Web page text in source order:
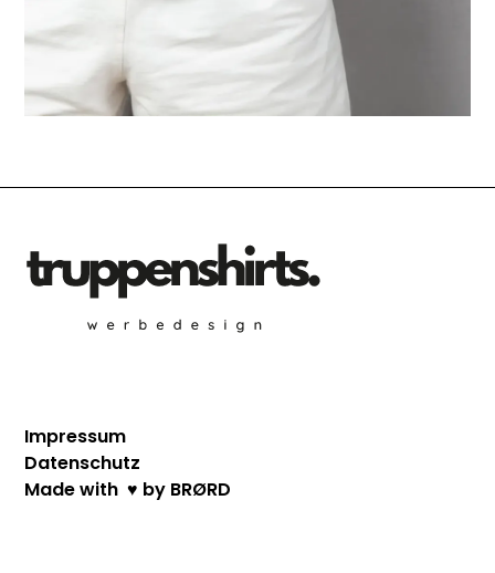
Impressum
Datenschutz
Made with ♥ by BRØRD